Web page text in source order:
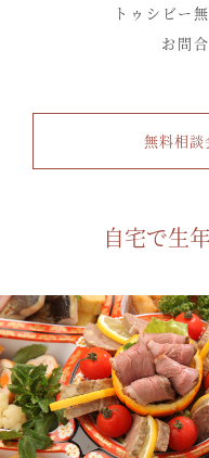
トゥシビー
お問
無料相談
自宅で生